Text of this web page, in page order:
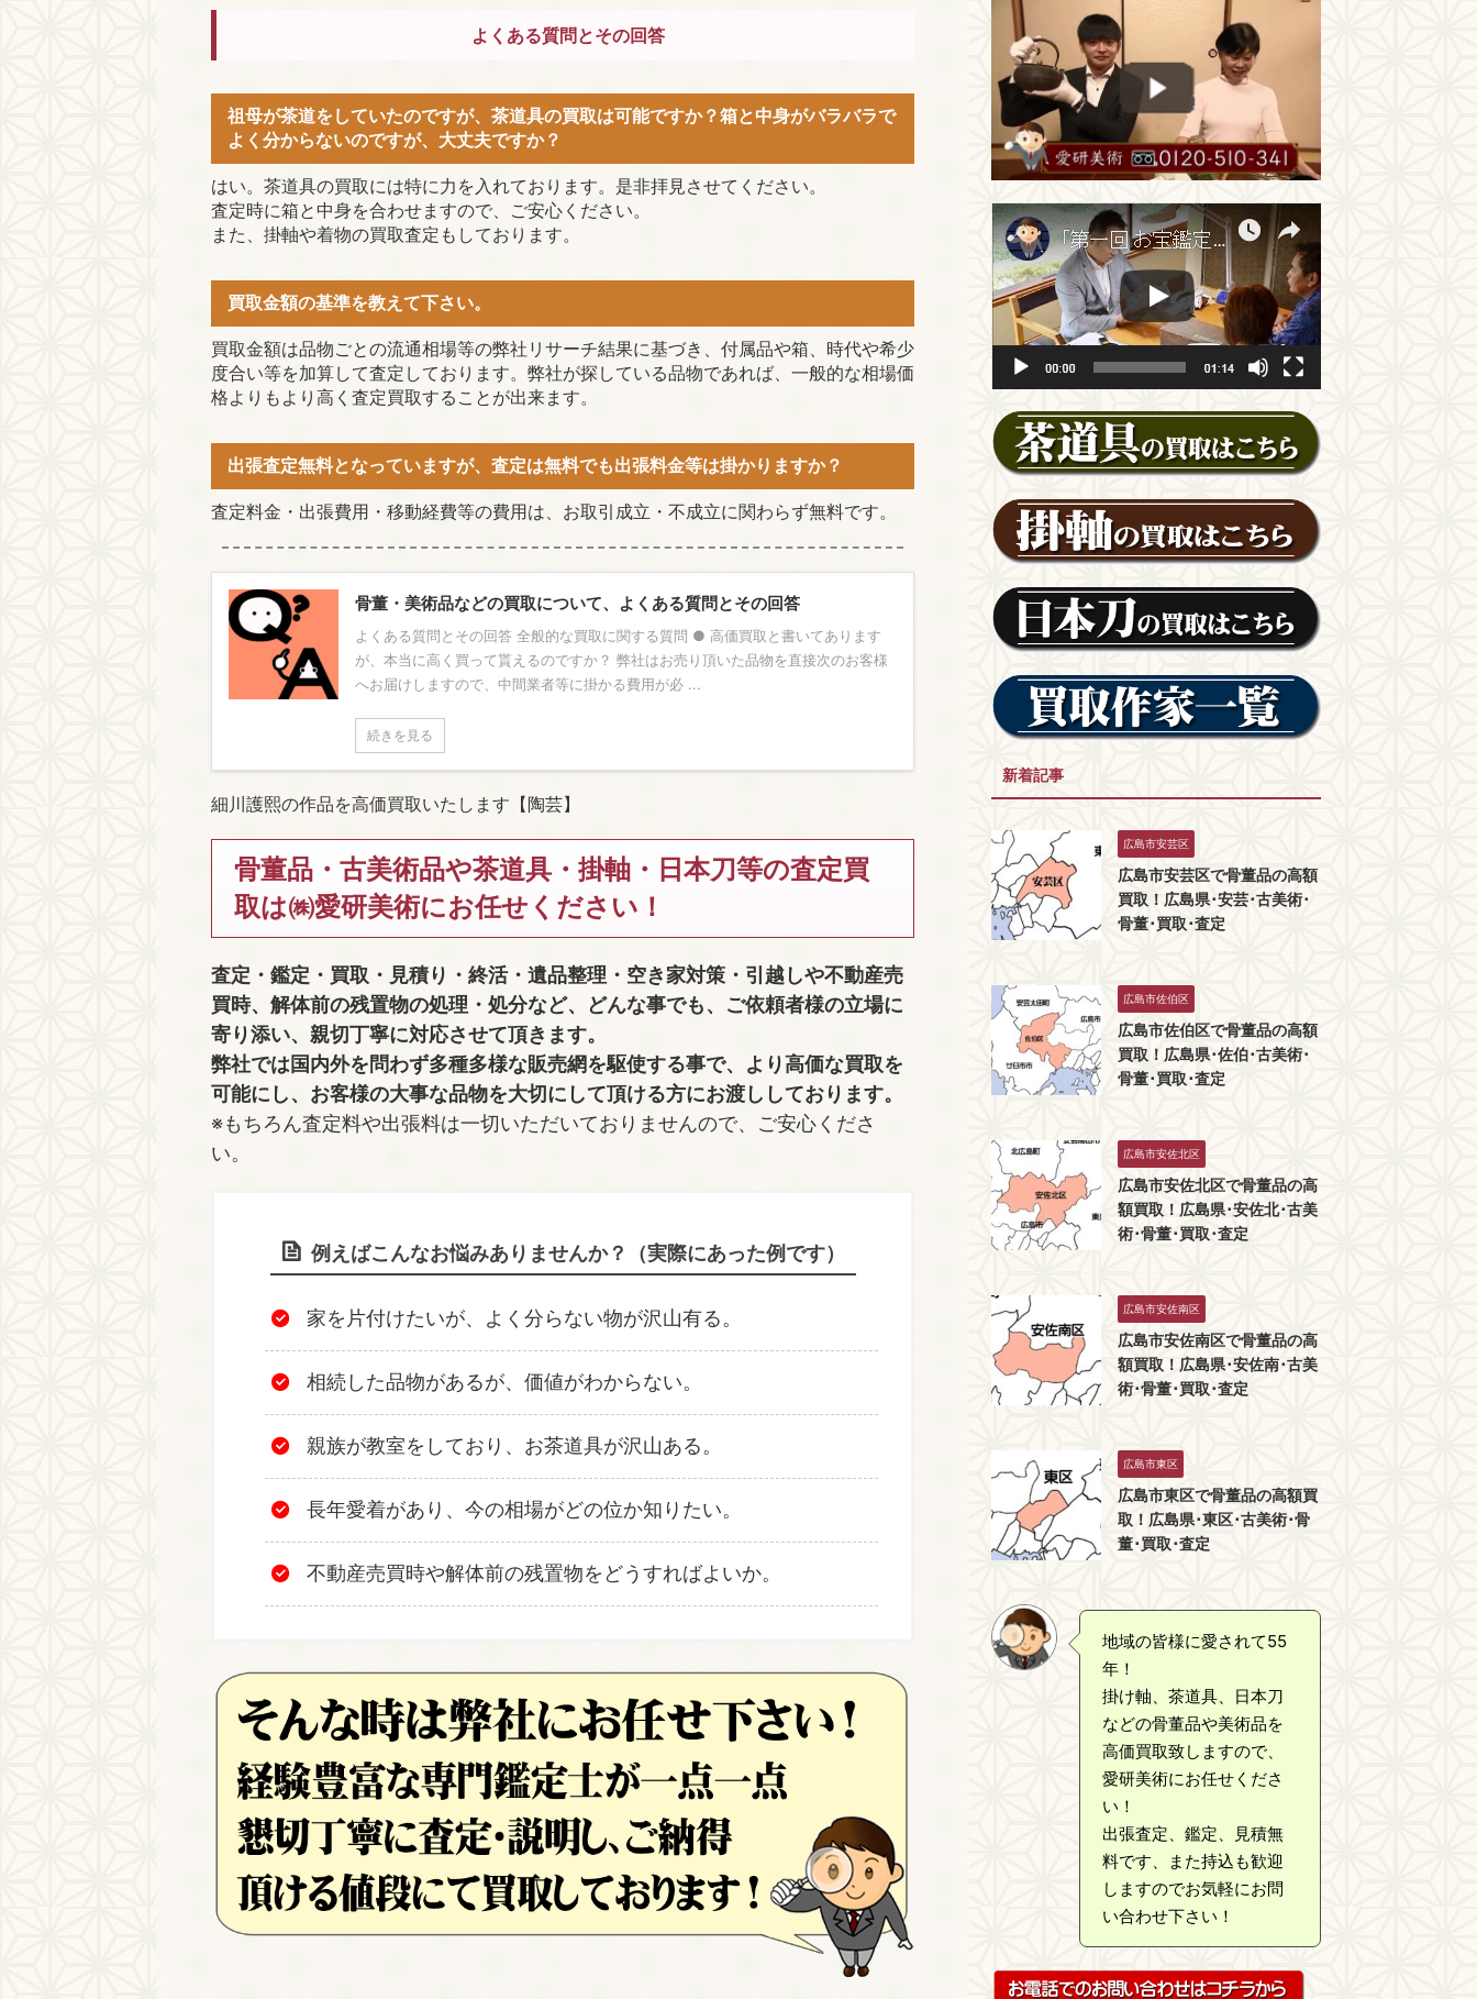
よくある質問とその回答
祖母が茶道をしていたのですが、茶道具の買取は可能ですか？箱と中身がバラバラで
よく分からないのですが、大丈夫ですか？
はい。茶道具の買取には特に力を入れております。是非拝見させてください。
査定時に箱と中身を合わせますので、ご安心ください。
また、掛軸や着物の買取査定もしております。
買取金額の基準を教えて下さい。
買取金額は品物ごとの流通相場等の弊社リサーチ結果に基づき、付属品や箱、時代や希少
度合い等を加算して査定しております。弊社が探している品物であれば、一般的な相場価
格よりもより高く査定買取することが出来ます。
出張査定無料となっていますが、査定は無料でも出張料金等は掛かりますか？
査定料金・出張費用・移動経費等の費用は、お取引成立・不成立に関わらず無料です。
骨董・美術品などの買取について、よくある質問とその回答
よくある質問とその回答 全般的な買取に関する質問 ● 高価買取と書いてあります
が、本当に高く買って貰えるのですか？ 弊社はお売り頂いた品物を直接次のお客様
へお届けしますので、中間業者等に掛かる費用が必 ...
続きを見る
細川護熙の作品を高価買取いたします【陶芸】
骨董品・古美術品や茶道具・掛軸・日本刀等の査定買
取は㈱愛研美術にお任せください！
査定・鑑定・買取・見積り・終活・遺品整理・空き家対策・引越しや不動産売
買時、解体前の残置物の処理・処分など、どんな事でも、 ご依頼者様の立場に
寄り添い、親切丁寧に対応させて頂きます。
弊社では国内外を問わず多種多様な販売網を駆使する事で、より高価な買取を
可能にし、お客様の大事な品物を大切にして頂ける方にお渡ししております。
※もちろん査定料や出張料は一切いただいておりませんので、ご安心くださ
い。
例えばこんなお悩みありませんか？（実際にあった例です）
家を片付けたいが、よく分らない物が沢山有る。
相続した品物があるが、価値がわからない。
親族が教室をしており、お茶道具が沢山ある。
長年愛着があり、今の相場がどの位か知りたい。
不動産売買時や解体前の残置物をどうすればよいか。
新着記事
広島市安芸区
広島市安芸区で骨董品の高額
買取！広島県･安芸･古美術･
骨董･買取･査定
広島市佐伯区
広島市佐伯区で骨董品の高額
買取！広島県･佐伯･古美術･
骨董･買取･査定
広島市安佐北区
広島市安佐北区で骨董品の高
額買取！広島県･安佐北･古美
術･骨董･買取･査定
広島市安佐南区
広島市安佐南区で骨董品の高
額買取！広島県･安佐南･古美
術･骨董･買取･査定
広島市東区
広島市東区で骨董品の高額買
取！広島県･東区･古美術･骨
董･買取･査定
地域の皆様に愛されて55
年！
掛け軸、茶道具、日本刀
などの骨董品や美術品を
高価買取致しますので、
愛研美術にお任せくださ
い！
出張査定、鑑定、見積無
料です、また持込も歓迎
しますのでお気軽にお問
い合わせ下さい！